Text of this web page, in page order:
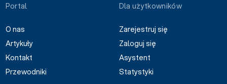
Portal
O nas
Artykuły
Kontakt
Przewodniki
Dla użytkowników
Zarejestruj się
Zaloguj się
Asystent
Statystyki